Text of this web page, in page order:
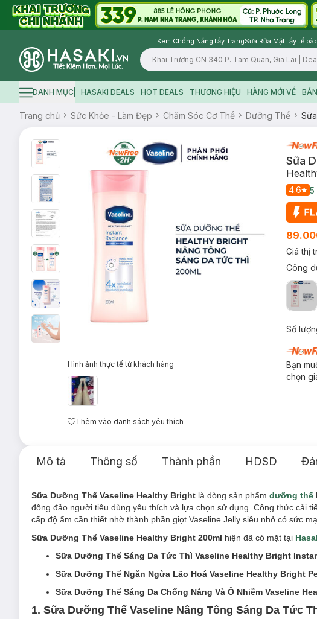
Kem Chống NắngTẩy TrangSữa Rửa MặtTẩy tế
Logo
Hamburger icon
DANH MỤC HASAKI DEALS HOT DEALS THƯƠNG HIỆU HÀNG MỚI VỀ
Trang chủ Sức Khỏe - Làm Đẹp Chăm Sóc Cơ Thể Dưỡng Thể
Hình ảnh thực tế từ khách hàng
Thêm vào danh sách yêu thích
Sữa
4.6 5
Giá thị
Công
Số
Bạn
chọn
Mô tả Thông số Thành phần HDSD
Sữa Dưỡng Thể Vaseline Healthy Bright là dòng sản phẩm dưỡng thể
đông đảo người tiêu dùng yêu thích và lựa chọn sử dụng. Công thức cải
cấp độ ẩm cần thiết nhờ thành phần giọt Vaseline Jelly siêu nhỏ có sức
Sữa Dưỡng Thể Vaseline Healthy Bright 200ml hiện đã có mặt tại
Sữa Dưỡng Thể Sáng Da Tức Thì Vaseline Healthy Bright
Sữa Dưỡng Thể Ngăn Ngừa Lão Hoá Vaseline Healthy Bright
Sữa Dưỡng Thể Sáng Da Chống Nắng Và Ô Nhiễm Vaseline
1. Sữa Dưỡng Thể Vaseline Nâng Tông Sáng Da Tức